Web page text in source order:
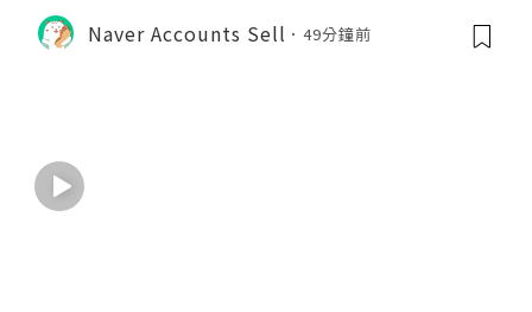
Naver Accounts Sell 49分鐘前